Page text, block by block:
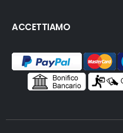
ACCETTIAMO